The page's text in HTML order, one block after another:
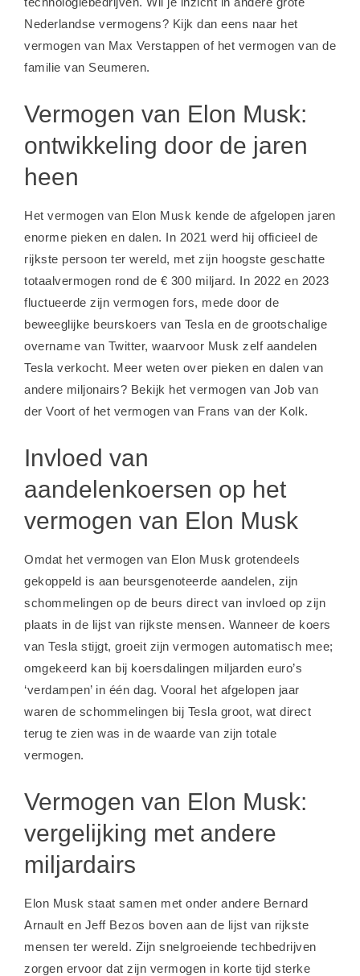
Nederlandse vermogens? Kijk dan eens naar het
vermogen van Max Verstappen of het vermogen van de
familie van Seumeren.
Vermogen van Elon Musk:
ontwikkeling door de jaren
heen
Het vermogen van Elon Musk kende de afgelopen jaren
enorme pieken en dalen. In 2021 werd hij officieel de
rijkste persoon ter wereld, met zijn hoogste geschatte
totaalvermogen rond de € 300 miljard. In 2022 en 2023
fluctueerde zijn vermogen fors, mede door de
beweeglijke beurskoers van Tesla en de grootschalige
overname van Twitter, waarvoor Musk zelf aandelen
Tesla verkocht. Meer weten over pieken en dalen van
andere miljonairs? Bekijk het vermogen van Job van
der Voort of het vermogen van Frans van der Kolk.
Invloed van
aandelenkoersen op het
vermogen van Elon Musk
Omdat het vermogen van Elon Musk grotendeels
gekoppeld is aan beursgenoteerde aandelen, zijn
schommelingen op de beurs direct van invloed op zijn
plaats in de lijst van rijkste mensen. Wanneer de koers
van Tesla stijgt, groeit zijn vermogen automatisch mee;
omgekeerd kan bij koersdalingen miljarden euro’s
‘verdampen’ in één dag. Vooral het afgelopen jaar
waren de schommelingen bij Tesla groot, wat direct
terug te zien was in de waarde van zijn totale
vermogen.
Vermogen van Elon Musk:
vergelijking met andere
miljardairs
Elon Musk staat samen met onder andere Bernard
Arnault en Jeff Bezos boven aan de lijst van rijkste
mensen ter wereld. Zijn snelgroeiende techbedrijven
zorgen ervoor dat zijn vermogen in korte tijd sterke